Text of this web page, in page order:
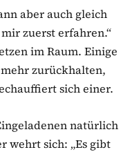
aber auch gleich
zuerst erfahren.“
im Raum. Einige
zurückhalten,
sich einer.
natürlich
wehrt sich: „Es gibt